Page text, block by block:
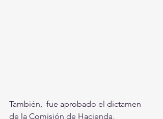
También,  fue aprobado el dictamen
de la Comisión de Hacienda,